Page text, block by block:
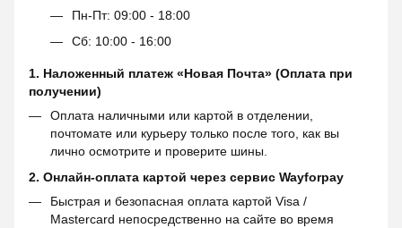
Пн-Пт: 09:00 - 18:00
Сб: 10:00 - 16:00
1. Наложенный платеж «Новая Почта» (Оплата при
получении)
Оплата наличными или картой в отделении,
почтомате или курьеру только после того, как вы
лично осмотрите и проверите шины.
2. Онлайн-оплата картой через сервис Wayforpay
Быстрая и безопасная оплата картой Visa /
Mastercard непосредственно на сайте во время